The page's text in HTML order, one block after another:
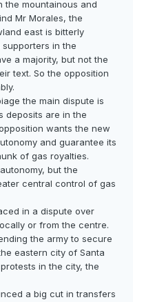
the mountainous and
Mr Morales, the
east is bitterly
in the
a majority, but not the
text. So the opposition
the main dispute is
deposits are in the
wants the new
and guarantee its
of gas royalties.
but the
central control of gas
in a dispute over
or from the centre.
the army to secure
eastern city of Santa
in the city, the
a big cut in transfers